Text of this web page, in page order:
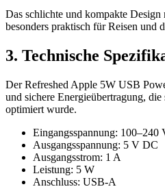
Das schlichte und kompakte Design
besonders praktisch für Reisen und
3. Technische
Der Refreshed Apple 5W USB
und sichere Energieübertragung,
optimiert wurde.
Eingangsspannung:
Ausgangsspannung: 5 V DC
Ausgangsstrom: 1 A
Leistung: 5 W
Anschluss: USB-A